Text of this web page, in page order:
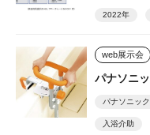
2022年
web展示会
パナソニ
パナソニッ
入浴介助